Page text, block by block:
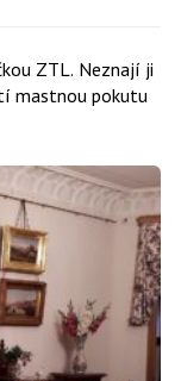
ZTL. Neznají ji
mastnou pokutu